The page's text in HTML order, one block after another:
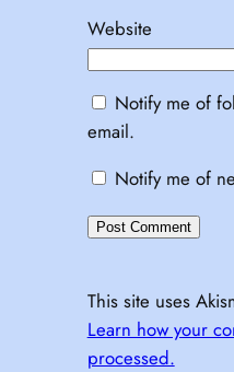
Website
Notify me of
email.
Notify me of
This site uses
Learn how your
processed.